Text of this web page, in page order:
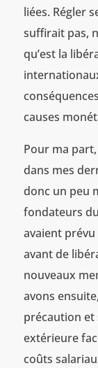
liées. Régler
suffirait pas,
qu’est la
causes
Pour ma
dans mes
donc un peu
fondateurs
avaient
avant de
nouveaux
avons
précaution et
extérieure
coûts